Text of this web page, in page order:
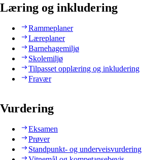
Læring og inkludering
Rammeplaner
Læreplaner
Barnehagemiljø
Skolemiljø
Tilpasset opplæring og inkludering
Fravær
Vurdering
Eksamen
Prøver
Standpunkt- og underveisvurdering